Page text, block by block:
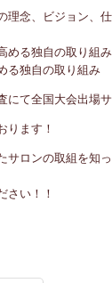
念、ビジョン、仕
る独自の取り組み
独自の取り組み
にて全国大会出場
ります！
サロンの取組を知
さい！！